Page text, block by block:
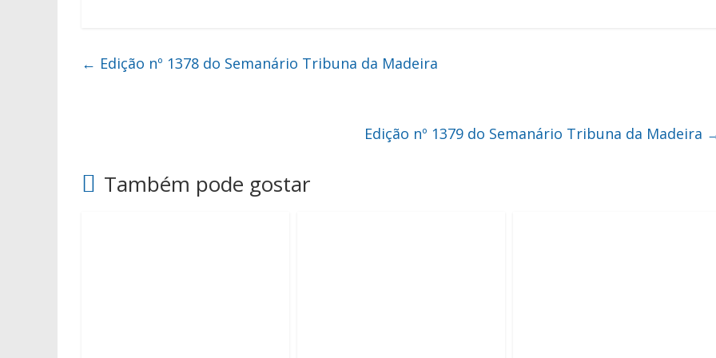
← Edição nº 1378 do Semanário Tribuna da Madeira
Edição nº 1379 do Semanário Tribuna da Madeira
Também pode gostar